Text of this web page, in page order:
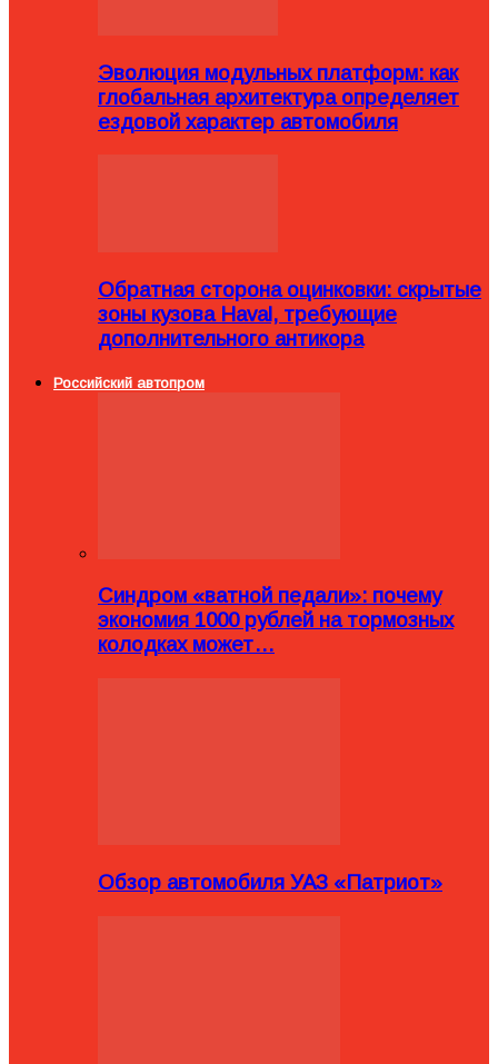
Эволюция модульных платформ: как
глобальная архитектура определяет
ездовой характер автомобиля
Обратная сторона оцинковки: скрытые
зоны кузова Haval, требующие
дополнительного антикора
Российский автопром
Синдром «ватной педали»: почему
экономия 1000 рублей на тормозных
колодках может…
Обзор автомобиля УАЗ «Патриот»